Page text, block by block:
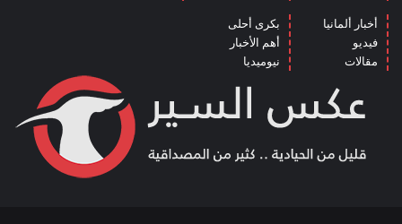
أخبار ألمانيا
فيديو
مقالات
بكرى أحلى
أهم الأخبار
نيوميديا